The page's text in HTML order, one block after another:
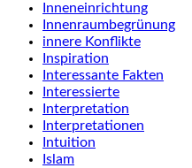
Inneneinrichtung
Innenraumbegrünung
innere Konflikte
Inspiration
Interessante Fakten
Interessierte
Interpretation
Interpretationen
Intuition
Islam